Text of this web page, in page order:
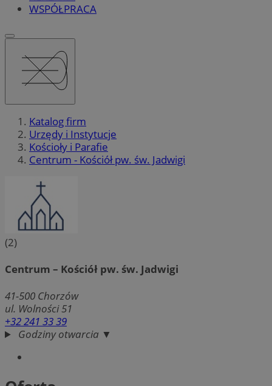
WSPÓŁPRACA
Katalog firm
Urzędy i Instytucje
Kościoły i Parafie
Centrum - Kościół pw. św. Jadwigi
(2)
Centrum – Kościół pw. św. Jadwigi
41-500 Chorzów
ul. Wolności 51
+32 241 33 39
Godziny otwarcia ▼